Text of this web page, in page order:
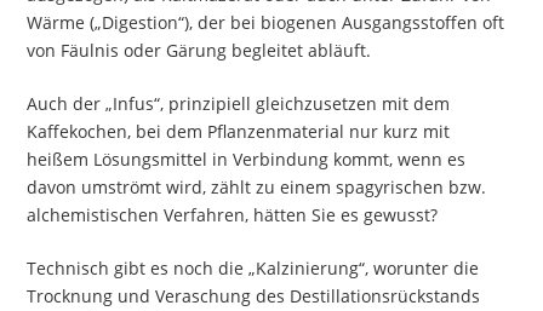
Wärme („Digestion“), der bei biogenen Ausgangsstoffen oft
von Fäulnis oder Gärung begleitet abläuft.
Auch der „Infus“, prinzipiell gleichzusetzen mit dem
Kaffekochen, bei dem Pflanzenmaterial nur kurz mit
heißem Lösungsmittel in Verbindung kommt, wenn es
davon umströmt wird, zählt zu einem spagyrischen bzw.
alchemistischen Verfahren, hätten Sie es gewusst?
Technisch gibt es noch die „Kalzinierung“, worunter die
Trocknung und Veraschung des Destillationsrückstands